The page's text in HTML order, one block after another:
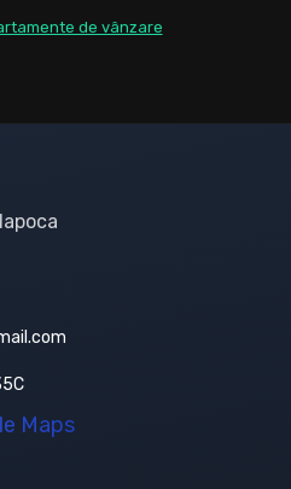
de vânzare
Maps